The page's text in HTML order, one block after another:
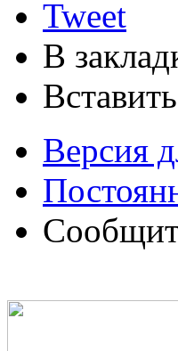
Tweet
В
Версия